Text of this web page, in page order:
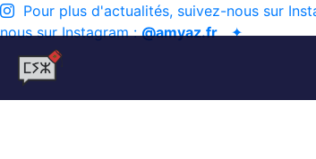
Pour plus d'actualités, suivez-nous sur
nous sur Instagram :@amyaz.fr✦